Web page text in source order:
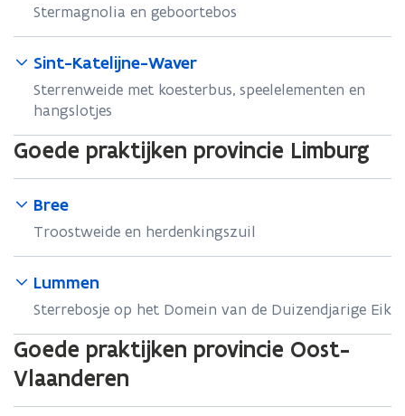
Stermagnolia en geboortebos
Sint-Katelijne-Waver
Sterrenweide met koesterbus, speelelementen en
hangslotjes
Goede praktijken provincie Limburg
Bree
Troostweide en herdenkingszuil
Lummen
Sterrebosje op het Domein van de Duizendjarige Eik
Goede praktijken provincie Oost-
Vlaanderen